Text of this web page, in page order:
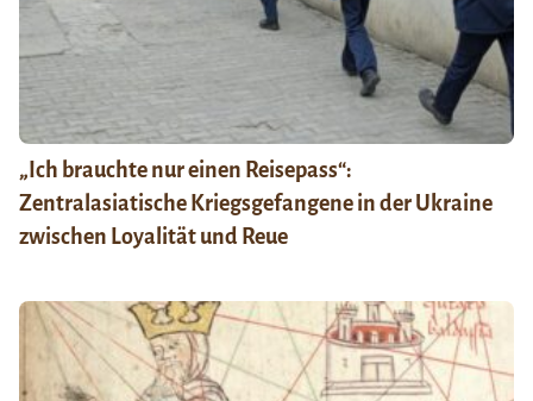
„Ich brauchte nur einen Reisepass“:
Zentralasiatische Kriegsgefangene in der Ukraine
zwischen Loyalität und Reue